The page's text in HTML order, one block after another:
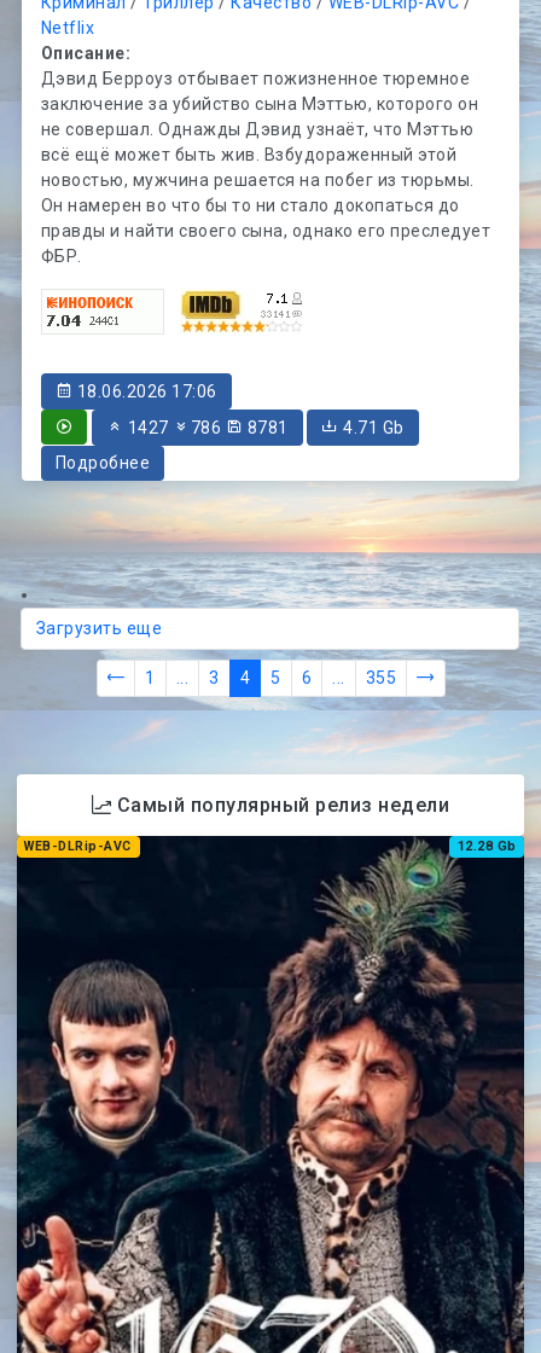
Netflix
Описание:
Дэвид Берроуз отбывает пожизненное тюремное
заключение за убийство сына Мэттью, которого он
не совершал. Однажды Дэвид узнаёт, что Мэттью
всё ещё может быть жив. Взбудораженный этой
новостью, мужчина решается на побег из тюрьмы.
Он намерен во что бы то ни стало докопаться до
правды и найти своего сына, однако его преследует
ФБР.
18.06.2026 17:06
1427
786 8781
4.71 Gb
Подробнее
Загрузить еще
1 ... 3 4 5 6 ... 355
Самый популярный релиз недели
WEB-DLRip-AVC 12.28 Gb